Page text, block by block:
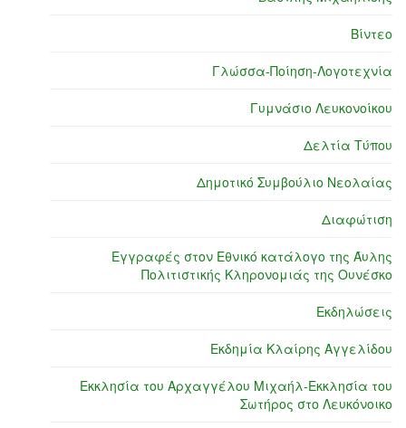
Βίντεο
Γλώσσα-Ποίηση-Λογοτεχνία
Γυμνάσιο Λευκονοίκου
Δελτία Τύπου
Δημοτικό Συμβούλιο Νεολαίας
Διαφώτιση
Εγγραφές στον Εθνικό κατάλογο της Άυλης
Πολιτιστικής Κληρονομιάς της Ουνέσκο
Εκδηλώσεις
Εκδημία Κλαίρης Αγγελίδου
Εκκλησία του Αρχαγγέλου Μιχαήλ-Εκκλησία του
Σωτήρος στο Λευκόνοικο